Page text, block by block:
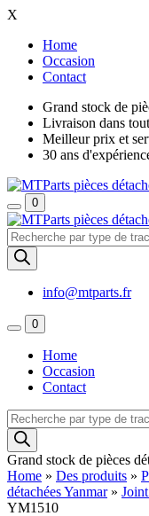
X
Home
Occasion
Contact
Grand stock de
Livraison dans
Meilleur prix et
30 ans
0
Recherche
de
produits
info@mtparts.fr
0
Home
Occasion
Contact
Recherche
de
produits
Grand stock de pièces
Home » Des produits »
détachées Yanmar»
YM1510